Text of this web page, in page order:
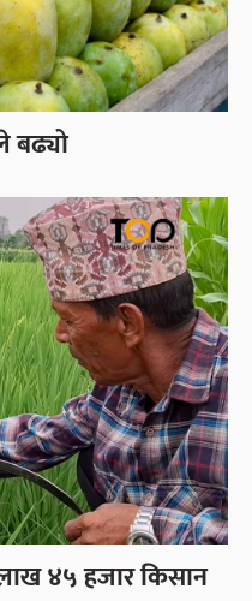
बढ्यो
४५ हजार किसान